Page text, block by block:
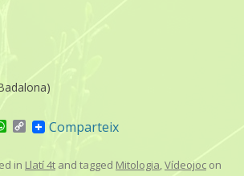
W
t
C
o
y
Comparteix
in Llatí 4t and tagged Mitologia,Vídeojoc on